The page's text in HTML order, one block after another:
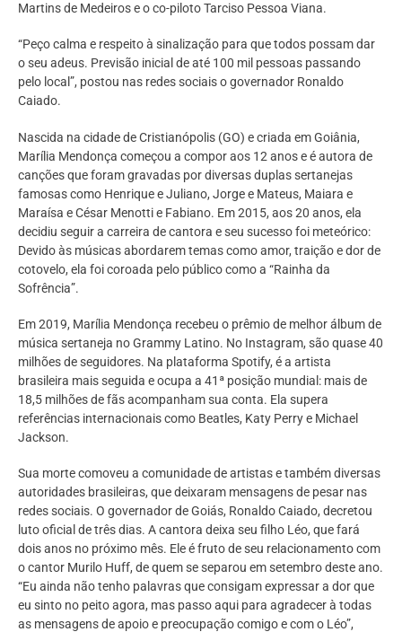
Martins de Medeiros e o co-piloto Tarciso Pessoa Viana.
“Peço calma e respeito à sinalização para que todos possam dar
o seu adeus. Previsão inicial de até 100 mil pessoas passando
pelo local”, postou nas redes sociais o governador Ronaldo
Caiado.
Nascida na cidade de Cristianópolis (GO) e criada em Goiânia,
Marília Mendonça começou a compor aos 12 anos e é autora de
canções que foram gravadas por diversas duplas sertanejas
famosas como Henrique e Juliano, Jorge e Mateus, Maiara e
Maraísa e César Menotti e Fabiano. Em 2015, aos 20 anos, ela
decidiu seguir a carreira de cantora e seu sucesso foi meteórico:
Devido às músicas abordarem temas como amor, traição e dor de
cotovelo, ela foi coroada pelo público como a “Rainha da
Sofrência”.
Em 2019, Marília Mendonça recebeu o prêmio de melhor álbum de
música sertaneja no Grammy Latino. No Instagram, são quase 40
milhões de seguidores. Na plataforma Spotify, é a artista
brasileira mais seguida e ocupa a 41ª posição mundial: mais de
18,5 milhões de fãs acompanham sua conta. Ela supera
referências internacionais como Beatles, Katy Perry e Michael
Jackson.
Sua morte comoveu a comunidade de artistas e também diversas
autoridades brasileiras, que deixaram mensagens de pesar nas
redes sociais. O governador de Goiás, Ronaldo Caiado, decretou
luto oficial de três dias. A cantora deixa seu filho Léo, que fará
dois anos no próximo mês. Ele é fruto de seu relacionamento com
o cantor Murilo Huff, de quem se separou em setembro deste ano.
“Eu ainda não tenho palavras que consigam expressar a dor que
eu sinto no peito agora, mas passo aqui para agradecer à todas
as mensagens de apoio e preocupação comigo e com o Léo”,